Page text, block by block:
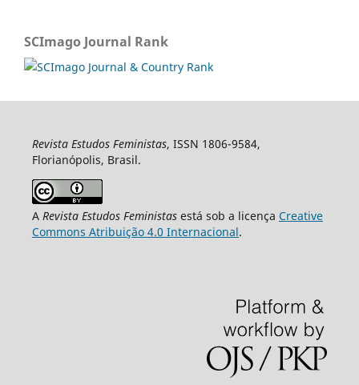
SCImago Journal Rank
Revista Estudos Feministas, ISSN 1806-9584,
Florianópolis, Brasil.
A Revista Estudos Feministasestá sob a licença Creative
Commons Atribuição 4.0 Internacional.